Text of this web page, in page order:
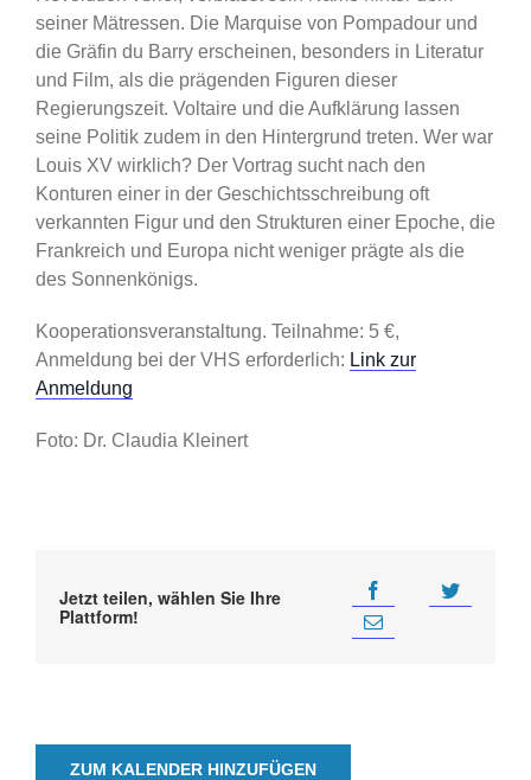
seiner Mätressen. Die Marquise von Pompadour und
die Gräfin du Barry erscheinen, besonders in Literatur
und Film, als die prägenden Figuren dieser
Regierungszeit. Voltaire und die Aufklärung lassen
seine Politik zudem in den Hintergrund treten. Wer war
Louis XV wirklich? Der Vortrag sucht nach den
Konturen einer in der Geschichtsschreibung oft
verkannten Figur und den Strukturen einer Epoche, die
Frankreich und Europa nicht weniger prägte als die
des Sonnenkönigs.
Kooperationsveranstaltung. Teilnahme: 5 €,
Anmeldung bei der VHS erforderlich: Link zur
Anmeldung
Foto: Dr. Claudia Kleinert
Jetzt teilen, wählen Sie Ihre
Plattform!
ZUM KALENDER HINZUFÜGEN